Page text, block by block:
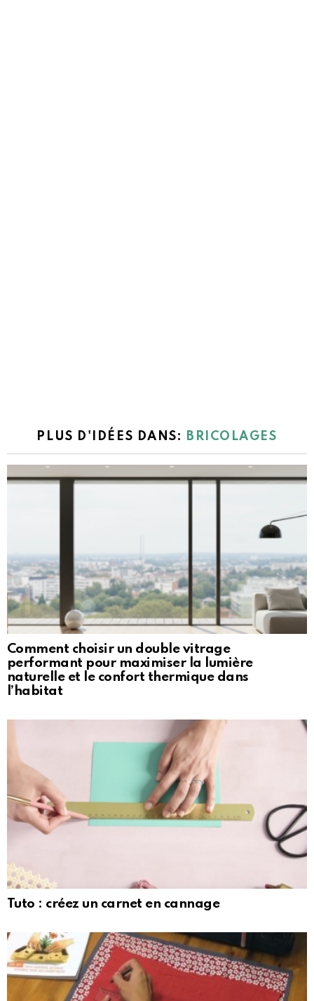
PLUS D'IDÉES DANS: BRICOLAGES
Comment choisir un double vitrage
performant pour maximiser la lumière
naturelle et le confort thermique dans
l’habitat
Tuto : créez un carnet en cannage